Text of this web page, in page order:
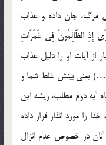
مرگ، جان داده و عذاب
إِذِ الظَّالِمُونَ فِي غَمَرَاتِ
آيات او را دليل عذاب
…) يعني بينش غلط شما و
آيه دوم مطلب، ريشه اين
را مورد انذار قرار داده
در خصوص عدم انزال